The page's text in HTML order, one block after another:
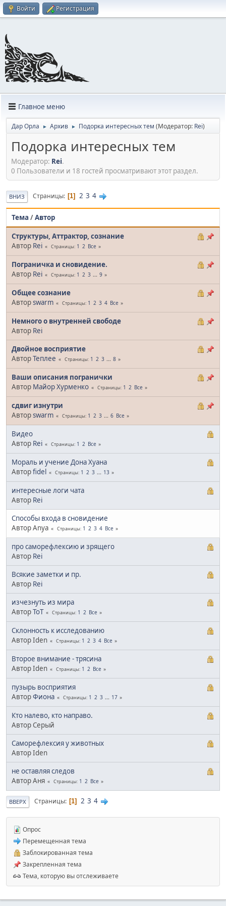
Войти Регистрация
Главное меню
Дар Орла ► Архив ► Подорка интересных тем (Модератор: Rei)
Подорка интересных тем
Модератор: Rei.
0 Пользователи и 18 гостей просматривают этот раздел.
ВНИЗ Страницы 1 2 3 4
Тема /Автор
Структуры, Аттрактор, сознание
Автор Rei Страницы 1 2 Все
Пограничка и сновидение.
Автор Rei Страницы 1 2 3 ... 9
Общее сознание
Авторswarm Страницы 1 2 3 4 Все
Немного о внутренней свободе
Автор Rei
Двойное восприятие
АвторТеплее Страницы 1 2 3 ... 8
Ваши описания погранички
Автор Майор Хурменко Страницы 1 2 Все
сдвиг изнутри
Авторswarm Страницы 1 2 3 ... 6 Все
Видео
Автор Rei Страницы 1 2 Все
Мораль и учение Дона Хуана
Авторfidel Страницы 1 2 3 ... 13
интересные логи чата
Автор Rei
Способы входа в сновидение
Автор Anya
Страницы 1 2 3 4 Все
про саморефлексию и зрящего
Автор Rei
Всякие заметки и пр.
Автор Rei
изчезнуть из мира
АвторТоТ Страницы 1 2 Все
Склонность к исследованию
Автор Iden
Страницы 1 2 3 4 Все
Второе внимание - трясина
Автор Iden
Страницы 1 2 Все
пузырь восприятия
АвторФиона Страницы 1 2 3 ... 17
Кто налево, кто направо.
Автор Серый
Саморефлексия у животных
Автор Iden
не оставляя следов
Автор Аня
Страницы 1 2 Все
ВВЕРХ Страницы 1 2 3 4
Опрос
Перемещенная тема
Заблокированная тема
Закрепленная тема
Тема, которую вы отслеживаете